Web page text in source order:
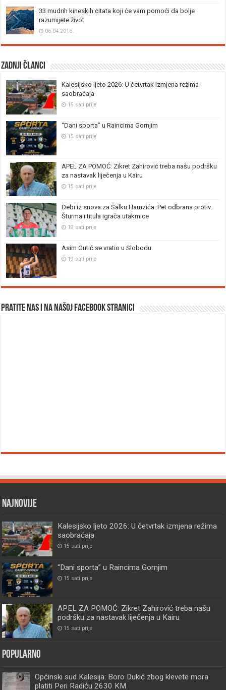
33 mudrih kineskih citata koji će vam pomoći da bolje
razumijete život
06.04.2016.
Zadnji članci
Kalesijsko ljeto 2026: U četvrtak izmjena režima
saobraćaja
15 sati prije
“Dani sporta” u Raincima Gornjim
15 sati prije
APEL ZA POMOĆ: Zikret Zahirović treba našu podršku
za nastavak liječenja u Kairu
15 sati prije
Debi iz snova za Salku Hamzića: Pet odbrana protiv
Šturma i titula igrača utakmice
19 sati prije
Asim Gutić se vratio u Slobodu
19 sati prije
Pratite nas i na našoj facebook stranici
Najnovije
Kalesijsko ljeto 2026: U četvrtak izmjena režima
saobraćaja
15 sati prije
“Dani sporta” u Raincima Gornjim
15 sati prije
APEL ZA POMOĆ: Zikret Zahirović treba našu
podršku za nastavak liječenja u Kairu
15 sati prije
Popularno
Općinski sud Kalesija: Boro Dukić zbog klevete mora
platiti Peri Radiću 2630 KM